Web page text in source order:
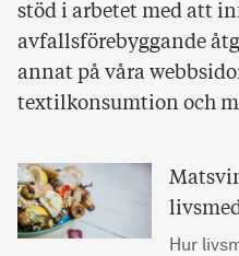
stöd i arbetet med att
avfallsförebyggande
annat på våra
textilkonsumtion och
Hur